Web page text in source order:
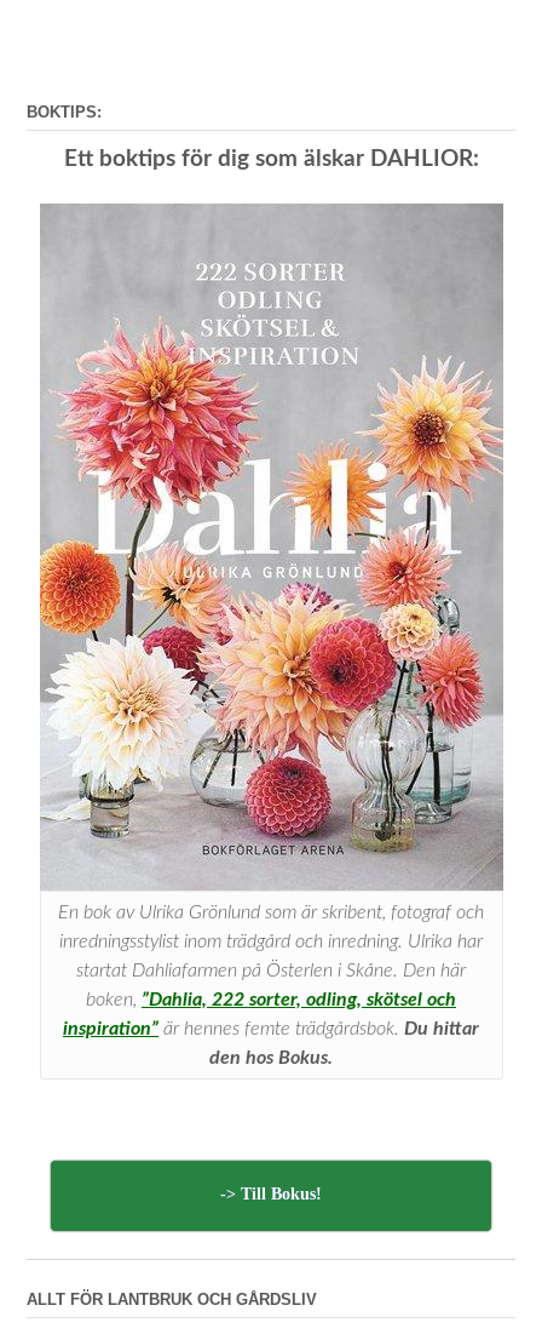
BOKTIPS:
Ett boktips för dig som älskar DAHLIOR:
En bok av Ulrika Grönlund som är skribent, fotograf och
inredningsstylist inom trädgård och inredning. Ulrika har
startat Dahliafarmen på Österlen i Skåne. Den här
boken, ”Dahlia, 222 sorter, odling, skötsel och
inspiration” är hennes femte trädgårdsbok. Du hittar
den hos Bokus.
-> Till Bokus!
ALLT FÖR LANTBRUK OCH GÅRDSLIV